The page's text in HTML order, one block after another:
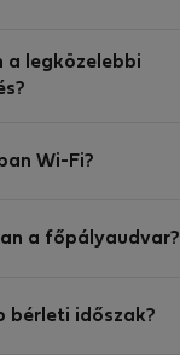
a legközelebbi
Wi-Fi?
a főpályaudvar?
bérleti időszak?